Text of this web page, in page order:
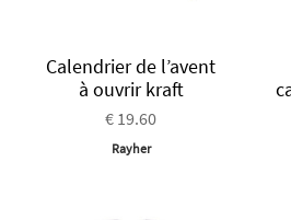
Calendrier de l’avent
à ouvrir kraft
€ 19.60
Rayher